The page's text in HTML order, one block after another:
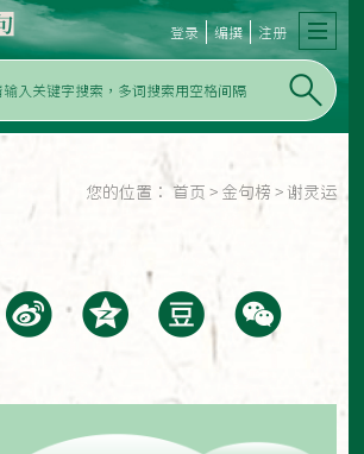
登录 编撰 注册
您的位置： 首页 > 金句榜 > 谢灵运